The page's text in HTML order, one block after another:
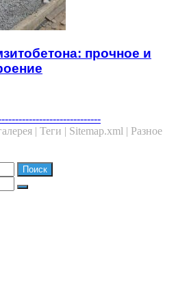
прочное и
| Теги | Sitemap.xml | Разное
Search